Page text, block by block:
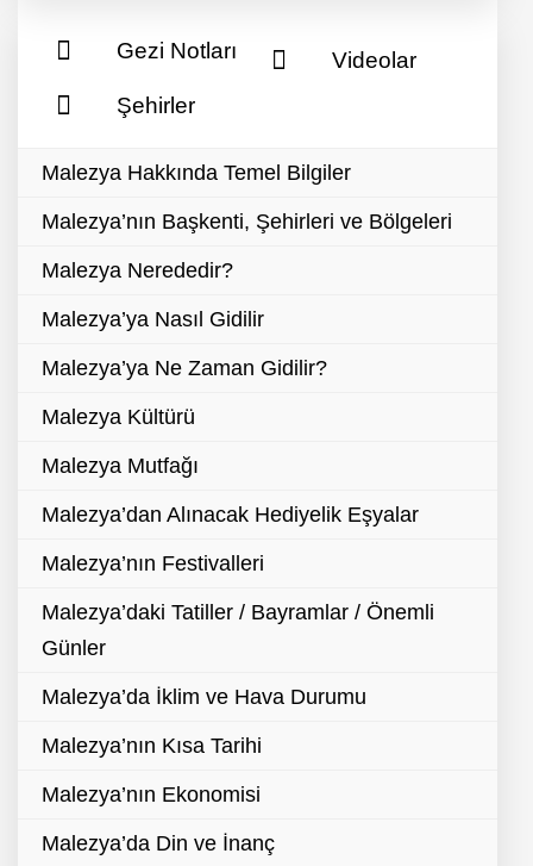
Gezi Notları
Şehirler
Videolar
Malezya Hakkında Temel Bilgiler
Malezya’nın Başkenti, Şehirleri ve Bölgeleri
Malezya Nerededir?
Malezya’ya Nasıl Gidilir
Malezya’ya Ne Zaman Gidilir?
Malezya Kültürü
Malezya Mutfağı
Malezya’dan Alınacak Hediyelik Eşyalar
Malezya’nın Festivalleri
Malezya’daki Tatiller / Bayramlar / Önemli
Günler
Malezya’da İklim ve Hava Durumu
Malezya’nın Kısa Tarihi
Malezya’nın Ekonomisi
Malezya’da Din ve İnanç